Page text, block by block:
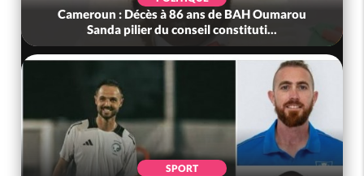
Cameroun : Décès à 86 ans de BAH Oumarou
Sanda pilier du conseil constituti...
SPORT